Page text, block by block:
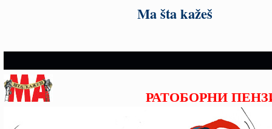
Ma šta kažeš
РАТОБОРНИ